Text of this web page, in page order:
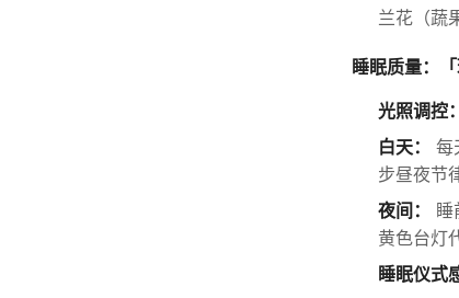
兰花（蔬
睡眠质量：
光照调控：
白天：
每
步昼夜节
夜间：
黄色台灯
睡眠仪式